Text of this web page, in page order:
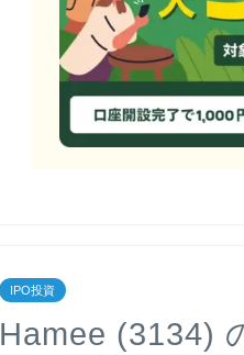
IPO投資
Hamee (3134)